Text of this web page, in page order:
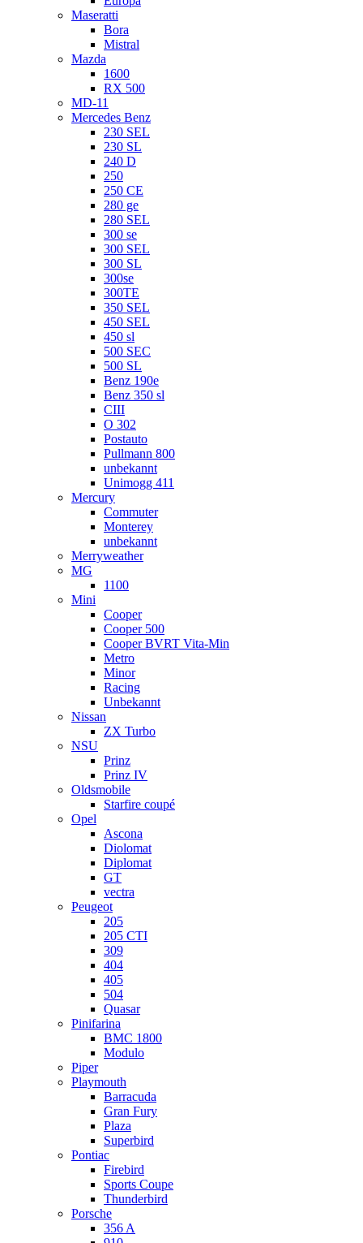
Maseratti
Bora
Mistral
Mazda
1600
RX 500
MD-11
Mercedes Benz
230 SEL
230 SL
240 D
250
250 CE
280 ge
280 SEL
300 se
300 SEL
300 SL
300se
300TE
350 SEL
450 SEL
450 sl
500 SEC
500 SL
Benz 190e
Benz 350 sl
CIII
O 302
Postauto
Pullmann 800
unbekannt
Unimogg 411
Mercury
Commuter
Monterey
unbekannt
Merryweather
MG
1100
Mini
Cooper
Cooper 500
Cooper BVRT Vita-Min
Metro
Minor
Racing
Unbekannt
Nissan
ZX Turbo
NSU
Prinz
Prinz IV
Oldsmobile
Starfire coupé
Opel
Ascona
Diolomat
Diplomat
GT
vectra
Peugeot
205
205 CTI
309
404
405
504
Quasar
Pinifarina
BMC 1800
Modulo
Piper
Playmouth
Barracuda
Gran Fury
Plaza
Superbird
Pontiac
Firebird
Sports Coupe
Thunderbird
Porsche
356 A